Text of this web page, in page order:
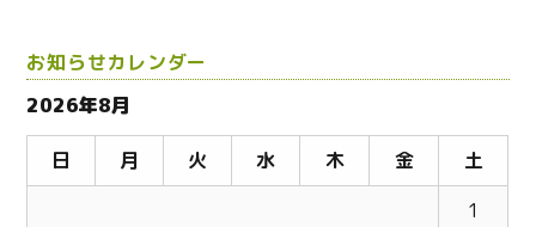
お知らせカレンダー
2026年8月
日 月 火 水 木 金
土
1